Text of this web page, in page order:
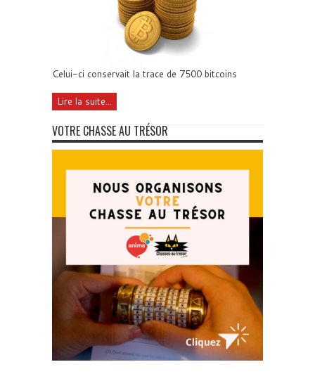
Celui-ci conservait la trace de 7500 bitcoins
Lire la suite...
VOTRE CHASSE AU TRÉSOR